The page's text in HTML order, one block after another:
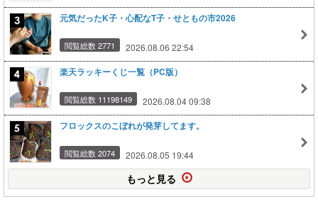
元気だったK子・心配なT子・せともの市2026
閲覧総数 2771 2026.08.06 22:54
楽天ラッキーくじ一覧（PC版）
閲覧総数 11198149 2026.08.04 09:38
フロックスのこぼれが発芽してます。
閲覧総数 2074 2026.08.05 19:44
もっと見る